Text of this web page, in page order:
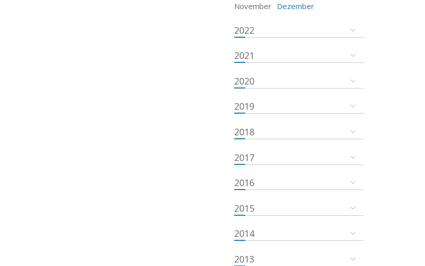
November
Dezember
2022
2021
2020
2019
2018
2017
2016
2015
2014
2013